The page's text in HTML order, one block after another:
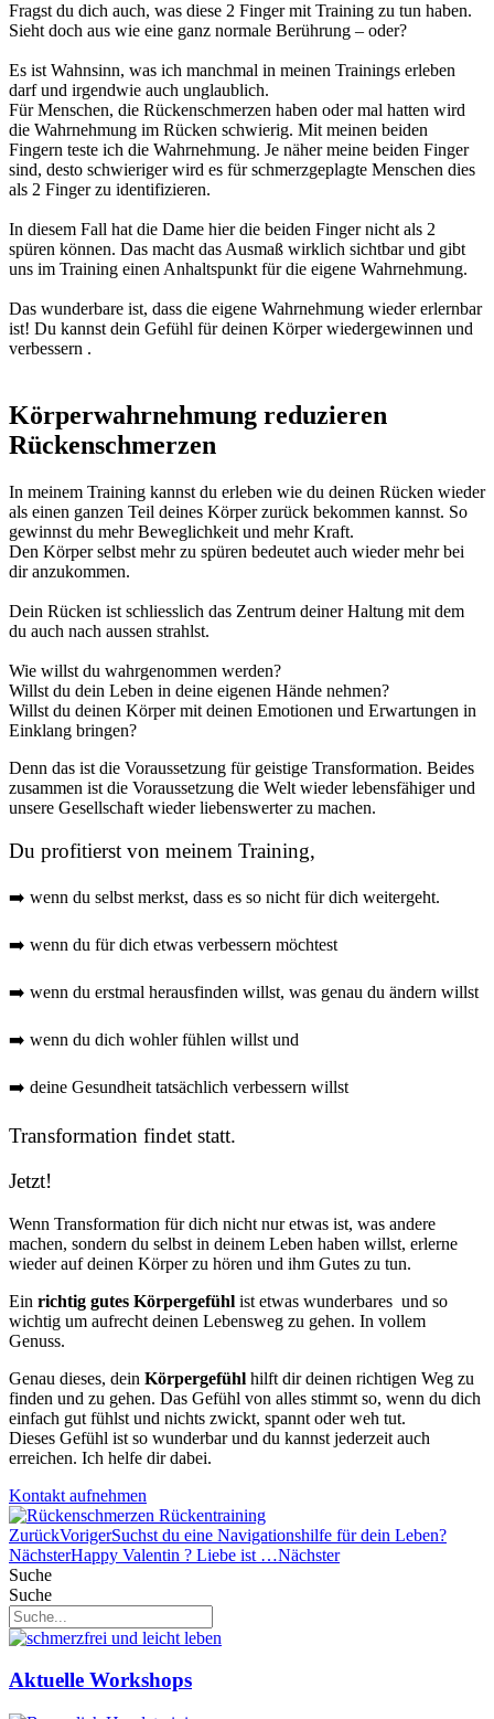
Fragst du dich auch, was diese 2 Finger mit Training zu tun haben.
Sieht doch aus wie eine ganz normale Berührung – oder?
Es ist Wahnsinn, was ich manchmal in meinen Trainings erleben
darf und irgendwie auch unglaublich.
Für Menschen, die Rückenschmerzen haben oder mal hatten wird
die Wahrnehmung im Rücken schwierig. Mit meinen beiden
Fingern teste ich die Wahrnehmung. Je näher meine beiden Finger
sind, desto schwieriger wird es für schmerzgeplagte Menschen dies
als 2 Finger zu identifizieren.
In diesem Fall hat die Dame hier die beiden Finger nicht als 2
spüren können. Das macht das Ausmaß wirklich sichtbar und gibt
uns im Training einen Anhaltspunkt für die eigene Wahrnehmung.
Das wunderbare ist, dass die eigene Wahrnehmung wieder erlernbar
ist! Du kannst dein Gefühl für deinen Körper wiedergewinnen und
verbessern .
Körperwahrnehmung reduzieren
Rückenschmerzen
In meinem Training kannst du erleben wie du deinen Rücken wieder
als einen ganzen Teil deines Körper zurück bekommen kannst. So
gewinnst du mehr Beweglichkeit und mehr Kraft.
Den Körper selbst mehr zu spüren bedeutet auch wieder mehr bei
dir anzukommen.
Dein Rücken ist schliesslich das Zentrum deiner Haltung mit dem
du auch nach aussen strahlst.
Wie willst du wahrgenommen werden?
Willst du dein Leben in deine eigenen Hände nehmen?
Willst du deinen Körper mit deinen Emotionen und Erwartungen in
Einklang bringen?
Denn das ist die Voraussetzung für geistige Transformation. Beides
zusammen ist die Voraussetzung die Welt wieder lebensfähiger und
unsere Gesellschaft wieder liebenswerter zu machen.
Du profitierst von meinem Training,
➡️ wenn du selbst merkst, dass es so nicht für dich weitergeht.
➡️ wenn du für dich etwas verbessern möchtest
➡️ wenn du erstmal herausfinden willst, was genau du ändern willst
➡️ wenn du dich wohler fühlen willst und
➡️ deine Gesundheit tatsächlich verbessern willst
Transformation findet statt.
Jetzt!
Wenn Transformation für dich nicht nur etwas ist, was andere
machen, sondern du selbst in deinem Leben haben willst, erlerne
wieder auf deinen Körper zu hören und ihm Gutes zu tun.
Ein richtig gutes Körpergefühl ist etwas wunderbares und so
wichtig um aufrecht deinen Lebensweg zu gehen. In vollem
Genuss.
Genau dieses, dein Körpergefühl hilft dir deinen richtigen Weg zu
finden und zu gehen. Das Gefühl von alles stimmt so, wenn du dich
einfach gut fühlst und nichts zwickt, spannt oder weh tut.
Dieses Gefühl ist so wunderbar und du kannst jederzeit auch
erreichen. Ich helfe dir dabei.
Kontakt aufnehmen
ZurückVorigerSuchst du eine Navigationshilfe für dein Leben?
NächsterHappy Valentin ? Liebe ist …Nächster
Suche
Suche
Aktuelle Workshops